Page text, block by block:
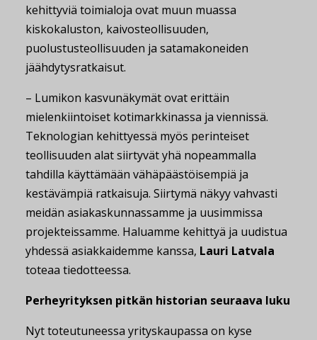
kehittyviä toimialoja ovat muun muassa
kiskokaluston, kaivosteollisuuden,
puolustusteollisuuden ja satamakoneiden
jäähdytysratkaisut.
– Lumikon kasvunäkymät ovat erittäin
mielenkiintoiset kotimarkkinassa ja viennissä.
Teknologian kehittyessä myös perinteiset
teollisuuden alat siirtyvät yhä nopeammalla
tahdilla käyttämään vähäpäästöisempiä ja
kestävämpiä ratkaisuja. Siirtymä näkyy vahvasti
meidän asiakaskunnassamme ja uusimmissa
projekteissamme. Haluamme kehittyä ja uudistua
yhdessä asiakkaidemme kanssa, Lauri Latvala
toteaa tiedotteessa.
Perheyrityksen pitkän historian seuraava luku
Nyt toteutuneessa yrityskaupassa on kyse